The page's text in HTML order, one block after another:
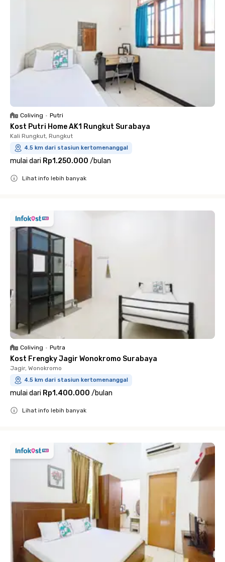
Coliving • Putri
Kost Putri Home AK1 Rungkut Surabaya
Kali Rungkut, Rungkut
4.5 km dari stasiun kertomenanggal
mulai dari Rp1.250.000 /bulan
Lihat info lebih banyak
Coliving • Putra
Kost Frengky Jagir Wonokromo Surabaya
Jagir, Wonokromo
4.5 km dari stasiun kertomenanggal
mulai dari Rp1.400.000 /bulan
Lihat info lebih banyak